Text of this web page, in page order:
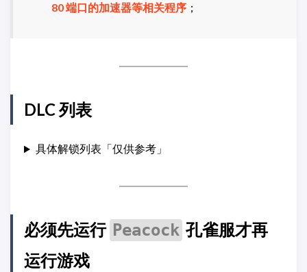
80 端口的加速器等相关程序 ；
DLC 列表
具体解锁列表「仅供参考」
必须先运行 Peacock 孔雀服才再
运行游戏